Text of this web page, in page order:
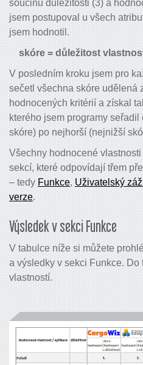
součinu důležitosti (3) a
jsem postupoval u všech
jsem hodnotil.
skóre = důležitost
V posledním kroku jsem pro
sečetl všechna skóre udělená
hodnocených kritérií a získal
kterého jsem programy
skóre) po nejhorší (nejnižší
Všechny hodnocené
sekcí, které odpovídají třem
– tedy Funkce, Uživatelský
verze.
Výsledek v sekci Funkce
V tabulce níže si můžete
a výsledky v sekci Funkce. Do
vlastností.